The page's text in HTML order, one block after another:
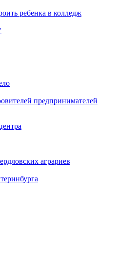
ребенка в колледж
предпринимателей
аграриев